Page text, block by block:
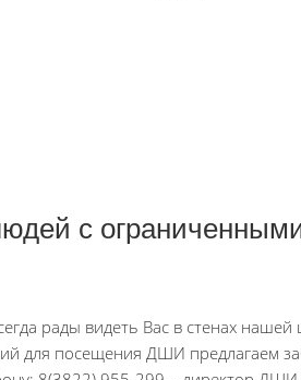
с
рады видеть Вас в стенах
для посещения ДШИ предлагаем